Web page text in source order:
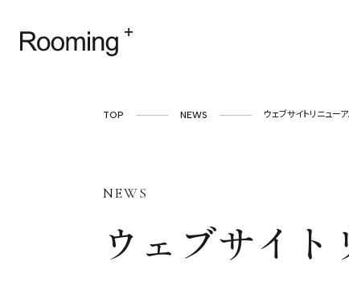
TOP NEWS ウェブサイトリニュー
NEWS
ウェブサイ